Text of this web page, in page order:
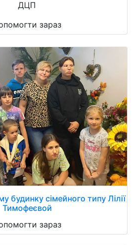
ДЦП
зараз
будинку сімейного типу Лілії
Тимофеєвой
зараз